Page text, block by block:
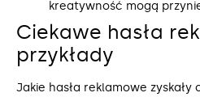
kreatywność mogą
Ciekawe hasła
przykłady
Jakie hasła reklamowe